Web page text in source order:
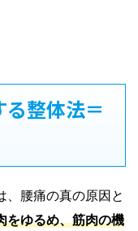
整体法＝
、腰痛の真の原因と
をゆるめ、筋肉の機